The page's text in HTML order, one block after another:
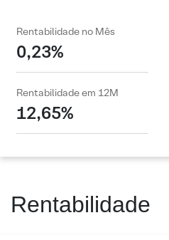
Rentabilidade no Mês
0,23%
Rentabilidade em 12M
12,65%
Rentabilidade